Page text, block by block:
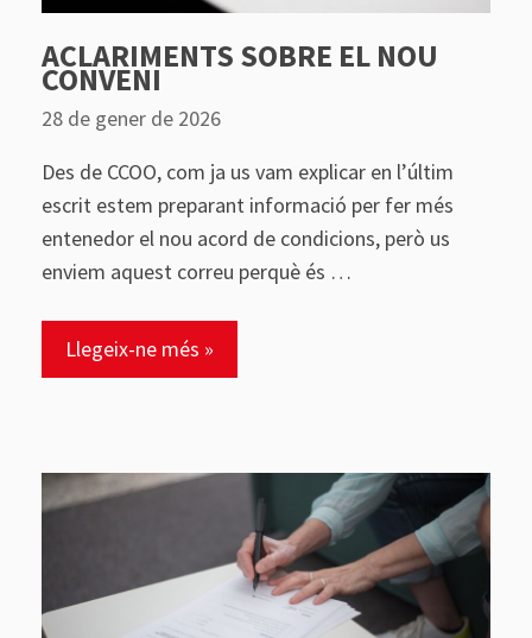
ACLARIMENTS SOBRE EL NOU
CONVENI
28 de gener de 2026
Des de CCOO, com ja us vam explicar en l’últim
escrit estem preparant informació per fer més
entenedor el nou acord de condicions, però us
enviem aquest correu perquè és …
Llegeix-ne més »